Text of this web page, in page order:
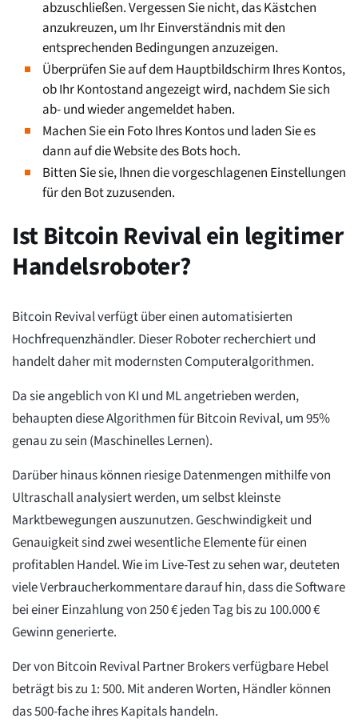
abzuschließen. Vergessen Sie nicht, das Kästchen
anzukreuzen, um Ihr Einverständnis mit den
entsprechenden Bedingungen anzuzeigen.
Überprüfen Sie auf dem Hauptbildschirm Ihres Kontos,
ob Ihr Kontostand angezeigt wird, nachdem Sie sich
ab- und wieder angemeldet haben.
Machen Sie ein Foto Ihres Kontos und laden Sie es
dann auf die Website des Bots hoch.
Bitten Sie sie, Ihnen die vorgeschlagenen Einstellungen
für den Bot zuzusenden.
Ist Bitcoin Revival ein legitimer
Handelsroboter?
Bitcoin Revival verfügt über einen automatisierten
Hochfrequenzhändler. Dieser Roboter recherchiert und
handelt daher mit modernsten Computeralgorithmen.
Da sie angeblich von KI und ML angetrieben werden,
behaupten diese Algorithmen für Bitcoin Revival, um 95%
genau zu sein (Maschinelles Lernen).
Darüber hinaus können riesige Datenmengen mithilfe von
Ultraschall analysiert werden, um selbst kleinste
Marktbewegungen auszunutzen. Geschwindigkeit und
Genauigkeit sind zwei wesentliche Elemente für einen
profitablen Handel. Wie im Live-Test zu sehen war, deuteten
viele Verbraucherkommentare darauf hin, dass die Software
bei einer Einzahlung von 250 € jeden Tag bis zu 100.000 €
Gewinn generierte.
Der von Bitcoin Revival Partner Brokers verfügbare Hebel
beträgt bis zu 1: 500. Mit anderen Worten, Händler können
das 500-fache ihres Kapitals handeln.